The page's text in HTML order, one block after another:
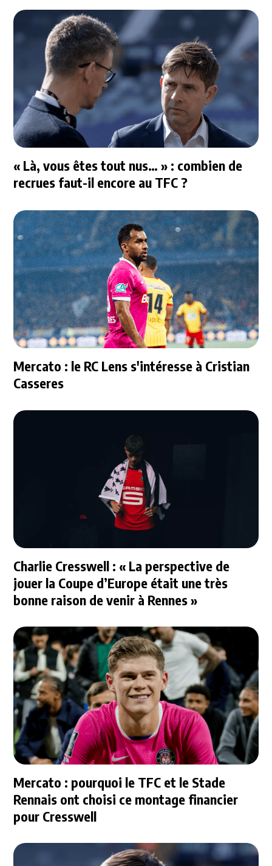
« Là, vous êtes tout nus… » : combien de
recrues faut-il encore au TFC ?
Mercato : le RC Lens s'intéresse à Cristian
Casseres
Charlie Cresswell : « La perspective de
jouer la Coupe d’Europe était une très
bonne raison de venir à Rennes »
Mercato : pourquoi le TFC et le Stade
Rennais ont choisi ce montage financier
pour Cresswell